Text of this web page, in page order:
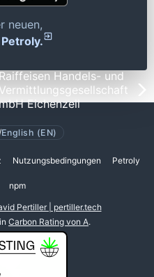
neuen,
Petroly.
Raiffeisen Handels- und
Vermittlungsgesellschaft
Eichenzell
/English (EN)
Nutzungsbedingungen Petroly
npm
Pertiller | pertiller.tech
Carbon Rating von A.